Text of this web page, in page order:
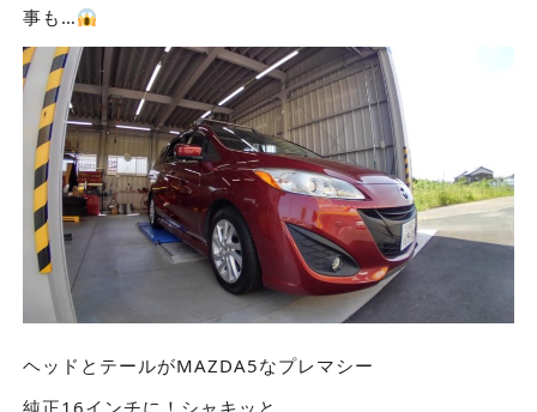
事も…
ヘッドとテールがMAZDA5なプレマシー
純正16インチに！シャキッと